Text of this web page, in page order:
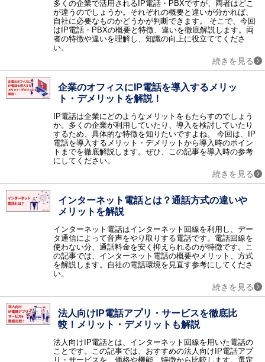
ネットワークインフラ
CTI / ロードバランサ / 電話会議 / リモートアクセス / ネットワーク機器 / テレビ会議 / Web会議 / 無線LAN構築 / アプリケーションデリバリコントローラ / ウェビナー・Webセミナーツール / 法人PC
ネットワークセキュリティ
ファイアウォール / WAF / 不正侵入検知・防御システム（IDS・IPS） / ネットワーク暗号化 / DDoS対策 / 検疫ネットワーク / サイバー攻撃対策 / アクセスコントロール / Web改ざん検知 / EDR / ゼロトラスト・セキュリティ / クラウドセキュリティ / CASB / 情報漏洩対策サービス / 第三者保守 (EOSL保守) / ASM
ウィルス対策 / セキュリティ診断 / 暗号化 / フィルタリングソフト / 入退室管理 / セキュリティシステム / 印刷セキュリティ / DLP / UTM（統合脅威管理） / コピー防止 / 標的型攻撃対策 / ハードディスク暗号化 / USBメモリ暗号化 / ファイル暗号化 / マイナンバーセキュリティ / 防犯カメラ・監視カメラ / 風評被害対策サービス / データレスクライアント
データセンター
データセンターソリューション / ホスティング / ハウジング
データ管理
データベース / BCP（事業継続計画）対策ソリューション / データバックアップ / データ軽量化・データ最適化 / クラスタリング / データレプリケーション / データベースセキュリティ / PCバックアップソフト / データ消去ソフト / 不動産業務支援システム
統合運用管理 / ログ管理 / サービスデスク / MDM（モバイル端末管理） / フォレンジック / コンフィグ管理 / LCMサービス / ジョブ管理 / クライアントPC管理 / APMツール / 飲食業支援システム / ヘルプデスクサービス / PSI管理
仮想化
サーバ仮想化 / ストレージ仮想化 / デスクトップ仮想化 / アプリケーション仮想化 / ネットワーク仮想化
クラウド構築 / オンラインストレージ / IaaS / PaaS / クラウドサーバー / iPaaS
ネットワーク監視 / サーバ運用監視 / ログ監視 / トラフィック監視 / MSPサービス（運用監視代行）
アウトソーシング
経理アウトソーシング / 社宅代行 / オフィス移転 / オフィスデザイン・レイアウト / レンタルユニフォーム / キッティングサービス / 文書保管 / 給与アウトソーシング / 年末調整アウトソーシング / 営業代行（セールスアウトソーシング） / スキャニングサービス・スキャン代行 / オンラインアシスタント（秘書）・業務代行サービス / 通販（EC）コンサルティング・代行 / DX支援・コンサルティング・アウトソーシング / ITアウトソーシングサービス / 法人向け決済代行・請求代行サービス / 福利厚生サービス / SNS運用代行サービス / 記事作成代行サービス / 顧問紹介サービス / マーケティングオートメーションツール導入・運用代行（MAツール導入・運用代行） / 会計ソフト導入・運用代行 / 電話代行（コールセンターアウトソーシング） / ショート動画マーケティング / ダイレクトリクルーティング代行 / 法人向け労働保険申請代行 / 法人向け社会保険申請代行 / ECサイト制作代行
研修 / 新入社員向け研修 / 営業力強化研修 / コミュニケーション研修 / 管理職向け研修 / ビジネスマナー研修 / リーダーシップ研修 / マネジメント研修 / グローバル（語学）研修 / セキュリティ研修 / コンプライアンス研修 / AI研修
多くの企業で活用されるIP電話・PBXですが、両者はどこ
が違うのでしょうか。それぞれの概要と違いが分かれば、
自社に必要なものかどうかが判断できます。 そこで、今回
はIP電話・PBXの概要と特徴、違いを徹底解説します。両
者の特徴や違いを理解し、知識の向上に役立ててくださ
い。
続きを見る
企業のオフィスにIP電話を導入するメリッ
ト・デメリットを解説！
IP電話は企業にどのようなメリットをもたらすのでしょう
か。多くの企業が利用していたり、導入を検討していたり
するため、具体的な特徴を知りたいですよね。 今回は、IP
電話を導入するメリット・デメリットから導入時のポイン
トまでを徹底解説します。ぜひ、この記事を導入時の参考
にしてください。
続きを見る
インターネット電話とは？通話方式の違いや
メリットを解説
インターネット電話はインターネット回線を利用し、デー
タ通信によって音声をやり取りする電話です。電話回線を
使わない分、通話料金を安く抑えられるのが特徴です。こ
の記事では、インターネット電話の概要やメリット、方式
を解説します。自社の電話環境を見直す参考にしてくださ
い。
続きを見る
法人向けIP電話アプリ・サービスを徹底比
較！メリット・デメリットも解説
法人向けIP電話とは、インターネット回線を用いた電話の
ことです。この記事では、おすすめの法人向けIP電話アプ
リ・サービスを、価格や機能、特徴から比較します。選定